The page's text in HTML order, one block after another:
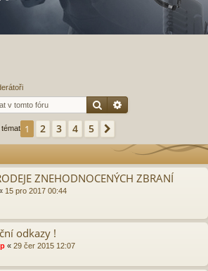
Hledat
témat 1 2 3 4 5
ZNEHODNOCENÝCH ZBRANÍ
15 pro 2017 00:44
odkazy !
« 29 čer 2015 12:07